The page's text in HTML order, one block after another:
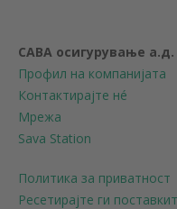
САВА осигурување а.д.
Профил на компанијата
Контактирајте нé
Мрежа
Sava Station
Политика за приватност
Ресетирајте ги